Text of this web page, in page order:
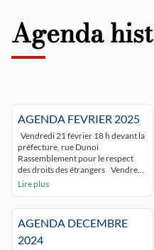
Agenda
AGENDA FEVRIER 2025
Vendredi 21 février 18 h devant la
préfecture, rue Dunoi
Rassemblement pour le respect
des droits des étrangers Vendredi
21 février 2025 à 16h en ligne
samedi 22 février 2025 15h
ATTENTION CHANGEMENT DE
Lire plus
AGENDA DECEMBRE
2024